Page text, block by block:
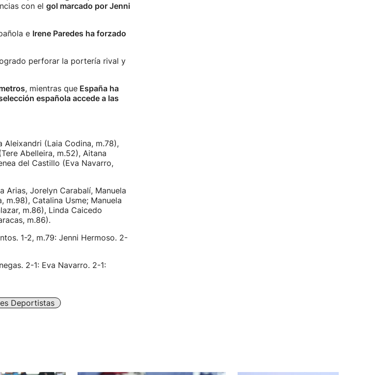
con el gol marcado por Jenni
e Irene Paredes ha forzado
perforar la portería rival y
, mientras que España ha
española accede a las
Aleixandri (Laia Codina, m.78),
Abelleira, m.52), Aitana
del Castillo (Eva Navarro,
Arias, Jorelyn Carabalí, Manuela
m.98), Catalina Usme; Manuela
m.86), Linda Caicedo
m.86).
1-2, m.79: Jenni Hermoso. 2-
2-1: Eva Navarro. 2-1:
Deportistas